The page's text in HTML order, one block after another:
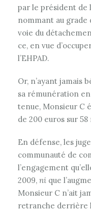
par le président de
nommant au grade
voie du
ce, en vue
l’EHPAD.
Or, n’ayant jamais
sa rémunération
tenue, Monsieur C
de 200 euros sur 58
En défense, les
communauté de
l’engagement
2009, ni que
Monsieur C n’ait
retranche derrière